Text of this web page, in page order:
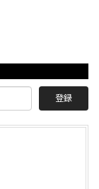
登録